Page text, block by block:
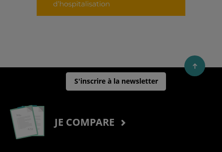
S'inscrire à la newsletter
JE COMPARE